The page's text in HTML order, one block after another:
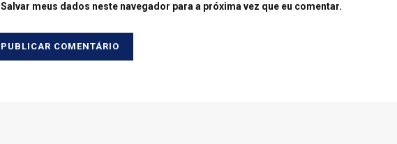
Salvar meus dados neste navegador para a próxima vez que eu comentar.